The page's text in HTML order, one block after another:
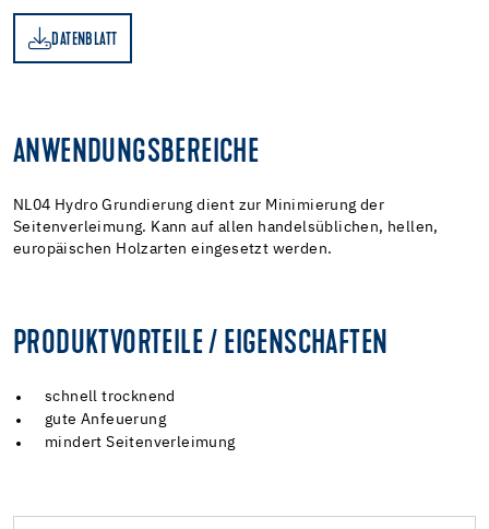
DATENBLATT
ANWENDUNGSBEREICHE
NL04 Hydro Grundierung dient zur Minimierung der
Seitenverleimung. Kann auf allen handelsüblichen, hellen,
europäischen Holzarten eingesetzt werden.
PRODUKTVORTEILE / EIGENSCHAFTEN
schnell trocknend
gute Anfeuerung
mindert Seitenverleimung